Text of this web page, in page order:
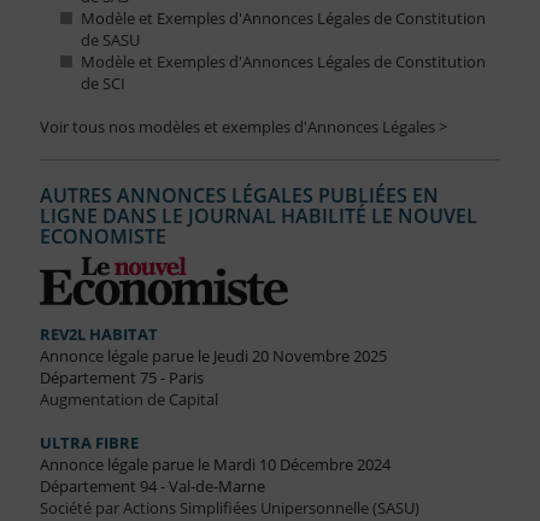
Modèle et Exemples d'Annonces Légales de Constitution
de SASU
Modèle et Exemples d'Annonces Légales de Constitution
de SCI
Voir tous nos modèles et exemples d'Annonces Légales >
AUTRES ANNONCES LÉGALES PUBLIÉES EN
LIGNE DANS LE JOURNAL HABILITÉ LE NOUVEL
ECONOMISTE
REV2L HABITAT
Annonce légale parue le Jeudi 20 Novembre 2025
Département 75 - Paris
Augmentation de Capital
ULTRA FIBRE
Annonce légale parue le Mardi 10 Décembre 2024
Département 94 - Val-de-Marne
Société par Actions Simplifiées Unipersonnelle (SASU)